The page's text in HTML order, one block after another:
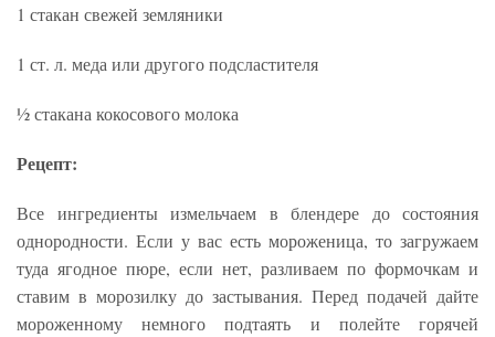
1 стакан свежей земляники
1 ст. л. меда или другого подсластителя
½ стакана кокосового молока
Рецепт:
Все ингредиенты измельчаем в блендере до состояния
однородности. Если у вас есть мороженица, то загружаем
туда ягодное пюре, если нет, разливаем по формочкам и
ставим в морозилку до застывания. Перед подачей дайте
мороженному немного подтаять и полейте горячей